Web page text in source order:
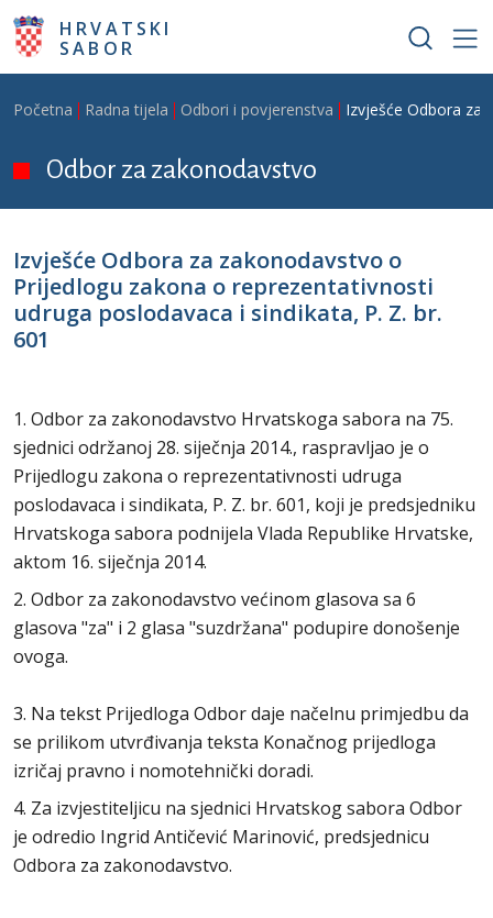
Skoči na glavni sadržaj
HRVATSKI
SABOR
Breadcrumb
Početna Radna tijela Odbori i povjerenstva Izvješće Odbora za
Odbor za zakonodavstvo
Izvješće Odbora za zakonodavstvo o
Prijedlogu zakona o reprezentativnosti
udruga poslodavaca i sindikata, P. Z. br.
601
1. Odbor za zakonodavstvo Hrvatskoga sabora na 75.
sjednici održanoj 28. siječnja 2014., raspravljao je o
Prijedlogu zakona o reprezentativnosti udruga
poslodavaca i sindikata, P. Z. br. 601, koji je predsjedniku
Hrvatskoga sabora podnijela Vlada Republike Hrvatske,
aktom 16. siječnja 2014.
2. Odbor za zakonodavstvo većinom glasova sa 6
glasova "za" i 2 glasa "suzdržana" podupire donošenje
ovoga.
3. Na tekst Prijedloga Odbor daje načelnu primjedbu da
se prilikom utvrđivanja teksta Konačnog prijedloga
izričaj pravno i nomotehnički doradi.
4. Za izvjestiteljicu na sjednici Hrvatskog sabora Odbor
je odredio Ingrid Antičević Marinović, predsjednicu
Odbora za zakonodavstvo.